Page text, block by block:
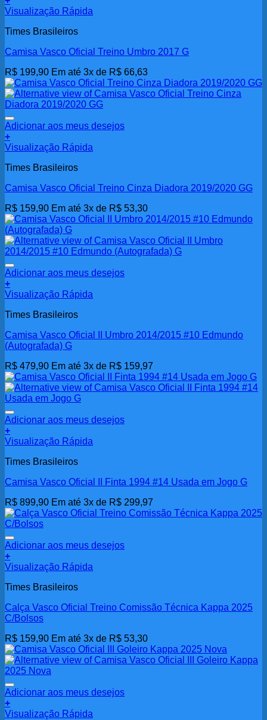
Visualização Rápida
Times Brasileiros
Camisa Vasco Oficial Treino Umbro 2017 G
R$ 199,90 Em até 3x de R$ 66,63
Adicionar aos meus desejos
+
Visualização Rápida
Times Brasileiros
Camisa Vasco Oficial Treino Cinza Diadora 2019/2020 GG
R$ 159,90 Em até 3x de R$ 53,30
Adicionar aos meus desejos
+
Visualização Rápida
Times Brasileiros
Camisa Vasco Oficial II Umbro 2014/2015 #10 Edmundo
(Autografada) G
R$ 479,90 Em até 3x de R$ 159,97
Adicionar aos meus desejos
+
Visualização Rápida
Times Brasileiros
Camisa Vasco Oficial II Finta 1994 #14 Usada em Jogo G
R$ 899,90 Em até 3x de R$ 299,97
Adicionar aos meus desejos
+
Visualização Rápida
Times Brasileiros
Calça Vasco Oficial Treino Comissão Técnica Kappa 2025
C/Bolsos
R$ 159,90 Em até 3x de R$ 53,30
Adicionar aos meus desejos
+
Este
Visualização Rápida